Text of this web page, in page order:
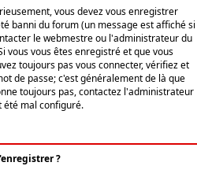
vous devez vous enregistrer
banni du forum (un message est affiché si
le webmestre ou l'administrateur du
vous vous êtes enregistré et que vous
toujours pas vous connecter, vérifiez et
de passe; c'est généralement de là que
toujours pas, contactez l'administrateur
été mal configuré.
?